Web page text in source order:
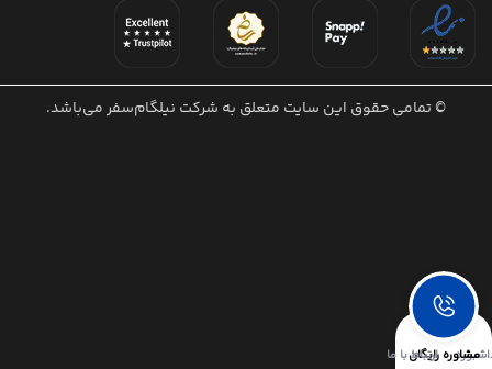
© تمامی حقوق این سایت متعلق به شرکت نیلگام‌سفر می‌باشد.
مشاوره رایگان
ارتباط با ما